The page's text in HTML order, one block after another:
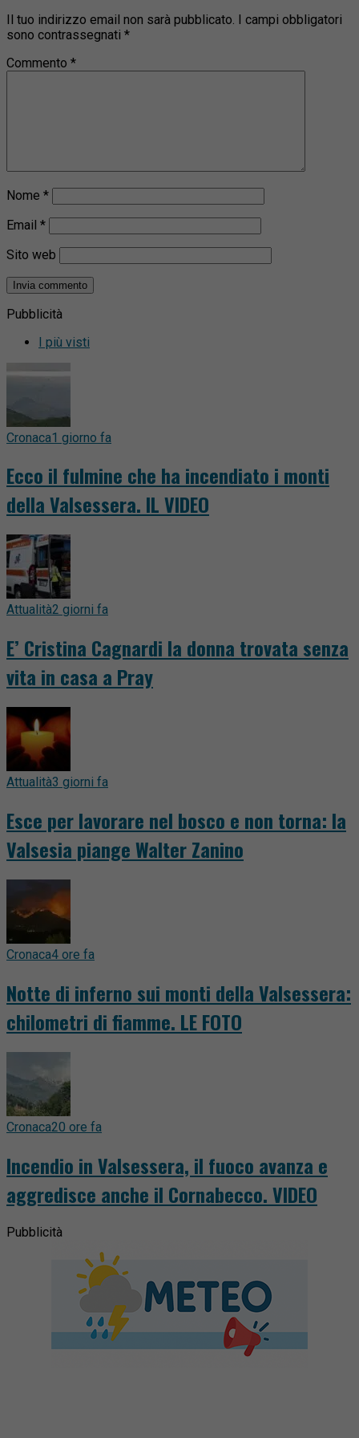
Il tuo indirizzo email non sarà pubblicato. I campi obbligatori
sono contrassegnati *
Commento *
Nome *
Email *
Sito web
Pubblicità
I più visti
Cronaca1 giorno fa
Ecco il fulmine che ha incendiato i monti
della Valsessera. IL VIDEO
Attualità2 giorni fa
E’ Cristina Cagnardi la donna trovata senza
vita in casa a Pray
Attualità3 giorni fa
Esce per lavorare nel bosco e non torna: la
Valsesia piange Walter Zanino
Cronaca4 ore fa
Notte di inferno sui monti della Valsessera:
chilometri di fiamme. LE FOTO
Cronaca20 ore fa
Incendio in Valsessera, il fuoco avanza e
aggredisce anche il Cornabecco. VIDEO
Pubblicità